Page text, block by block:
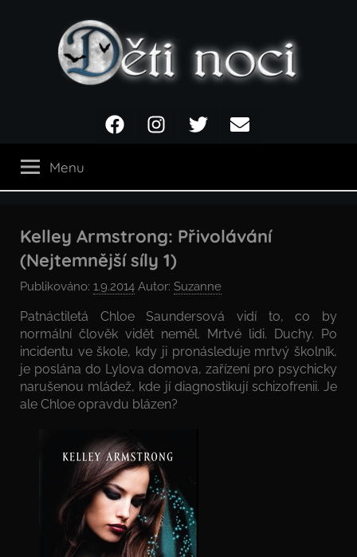
noci
FacebookInstagramTwitter Email
Menu
Kelley Armstrong: Přivolávání
(Nejtemnější síly 1)
Publikováno: 1.9.2014 Autor: Suzanne
Patnáctiletá Chloe Saundersová vidí to, co by
normální člověk vidět neměl. Mrtvé lidi. Duchy. Po
incidentu ve škole, kdy ji pronásleduje mrtvý školník,
je poslána do Lylova domova, zařízení pro psychicky
narušenou mládež, kde jí diagnostikují schizofrenii. Je
ale Chloe opravdu blázen?